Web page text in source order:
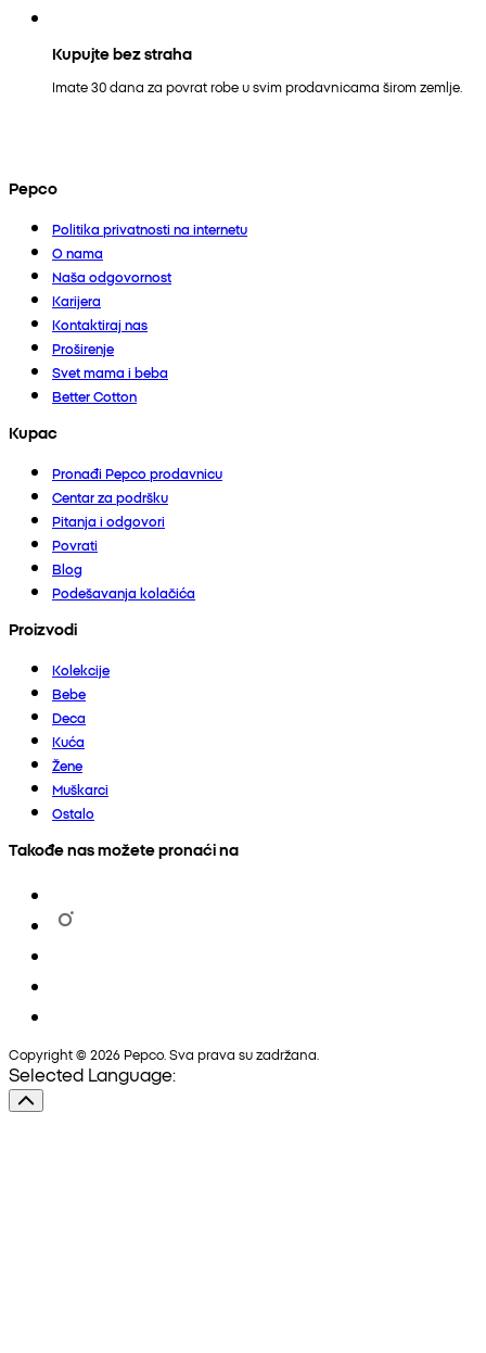
Kupujte bez straha
Imate 30 dana za povrat robe u svim prodavnicama širom zemlje.
Pepco
Politika privatnosti na internetu
O nama
Naša odgovornost
Karijera
Kontaktiraj nas
Proširenje
Svet mama i beba
Better Cotton
Kupac
Pronađi Pepco prodavnicu
Centar za podršku
Pitanja i odgovori
Povrati
Blog
Podešavanja kolačića
Proizvodi
Kolekcije
Bebe
Deca
Kuća
Žene
Muškarci
Ostalo
Takođe nas možete pronaći na
Copyright © 2026 Pepco. Sva prava su zadržana.
Selected Language: